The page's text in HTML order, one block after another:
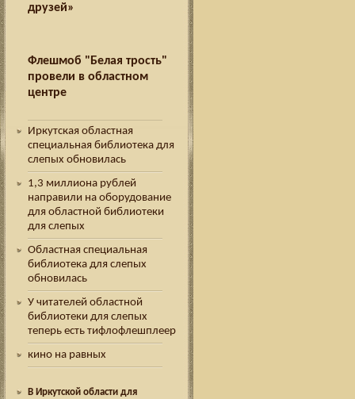
друзей»
Флешмоб "Белая трость"
провели в областном
центре
Иркутская областная
специальная библиотека для
слепых обновилась
1,3 миллиона рублей
направили на оборудование
для областной библиотеки
для слепых
Областная специальная
библиотека для слепых
обновилась
У читателей областной
библиотеки для слепых
теперь есть тифлофлешплеер
кино на равных
В Иркутской области для